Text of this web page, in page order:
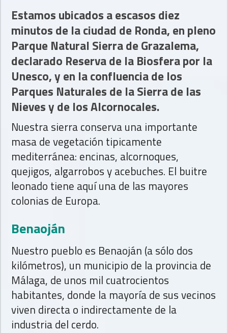
Estamos ubicados a escasos diez
minutos de la ciudad de Ronda, en pleno
Parque Natural Sierra de Grazalema,
declarado Reserva de la Biosfera por la
Unesco, y en la confluencia de los
Parques Naturales de la Sierra de las
Nieves y de los Alcornocales.
Nuestra sierra conserva una importante
masa de vegetación tipicamente
mediterránea: encinas, alcornoques,
quejigos, algarrobos y acebuches. El buitre
leonado tiene aquí una de las mayores
colonias de Europa.
Benaoján
Nuestro pueblo es Benaoján (a sólo dos
kilómetros), un municipio de la provincia de
Málaga, de unos mil cuatrocientos
habitantes, donde la mayoría de sus vecinos
viven directa o indirectamente de la
industria del cerdo.